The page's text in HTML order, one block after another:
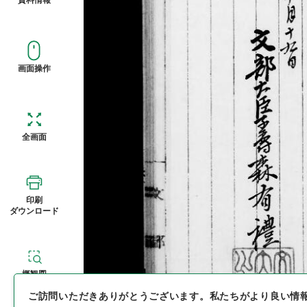
画面操作
全画面
印刷
ダウンロード
概観図
ご訪問いただきありがとうございます。 私たちがより良い情